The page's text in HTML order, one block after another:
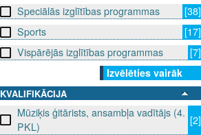
Speciālās izglītības programmas
[38]
Sports
[17]
Vispārējās izglītības programmas
[7]
Izvēlēties vairāk
KVALIFIKĀCIJA
Mūziķis ģitārists, ansambļa vadītājs (4.
PKL)
[2]